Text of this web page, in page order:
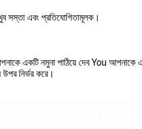
খুব সস্তা এবং প্রতিযোগিতামূলক।
একটি নমুনা পাঠিয়ে দেব You আপনাকে
উপর নির্ভর করে।